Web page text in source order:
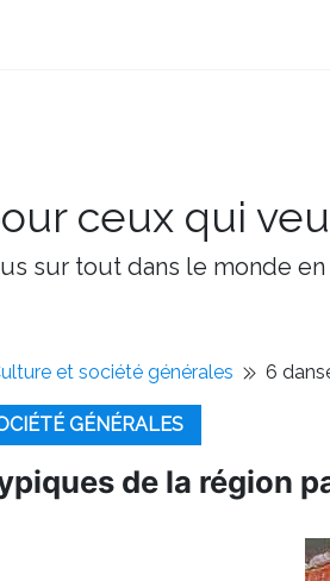
ceux qui
sur tout dans le monde
et société générales 6
GÉNÉRALES
de la région